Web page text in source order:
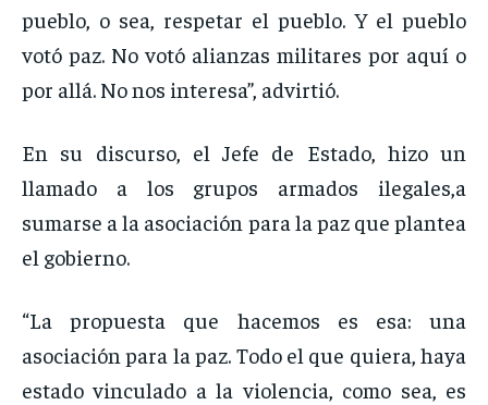
pueblo, o sea, respetar el pueblo. Y el pueblo
votó paz. No votó alianzas militares por aquí o
por allá. No nos interesa”, advirtió.
En su discurso, el Jefe de Estado, hizo un
llamado a los grupos armados ilegales,a
sumarse a la asociación para la paz que plantea
el gobierno.
“La propuesta que hacemos es esa: una
asociación para la paz. Todo el que quiera, haya
estado vinculado a la violencia, como sea, es